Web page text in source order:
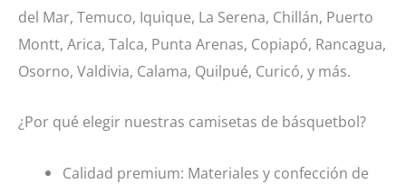
del Mar, Temuco, Iquique, La Serena, Chillán, Puerto
Montt, Arica, Talca, Punta Arenas, Copiapó, Rancagua,
Osorno, Valdivia, Calama, Quilpué, Curicó, y más.
¿Por qué elegir nuestras camisetas de básquetbol?
Calidad premium: Materiales y confección de